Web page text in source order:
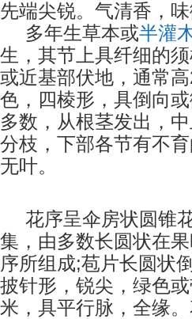
先端尖锐。气清香，味
多年生草本或半灌
生，其节上具纤细的
或近基部伏地，通常高
色，四棱形，具倒向
多数，从根茎发出，
分枝，下部各节有不
无叶。
花序呈伞房状圆锥
集，由多数长圆状在
序所组成;苞片长圆状
披针形，锐尖，绿色
米，具平行脉，全缘